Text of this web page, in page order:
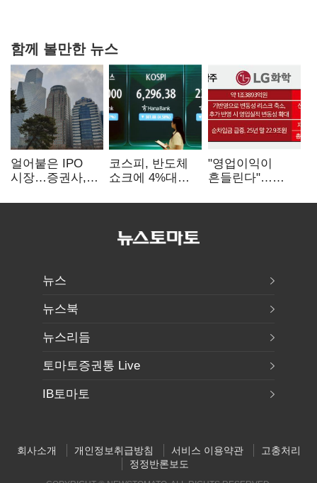
함께 볼만한 뉴스
얼어붙은 IPO
시장…증권사,
전쟁' 기대
코스피, 반도체
쇼크에 4%대
5거래일째 상승
"영업이익이
흔들린다"…
18에 취약
뉴스
뉴스북
뉴스리듬
토마토증권통 Live
IB토마토
회사소개 개인정보취급방침 서비스 이용약관
고충처리
정정반론보도